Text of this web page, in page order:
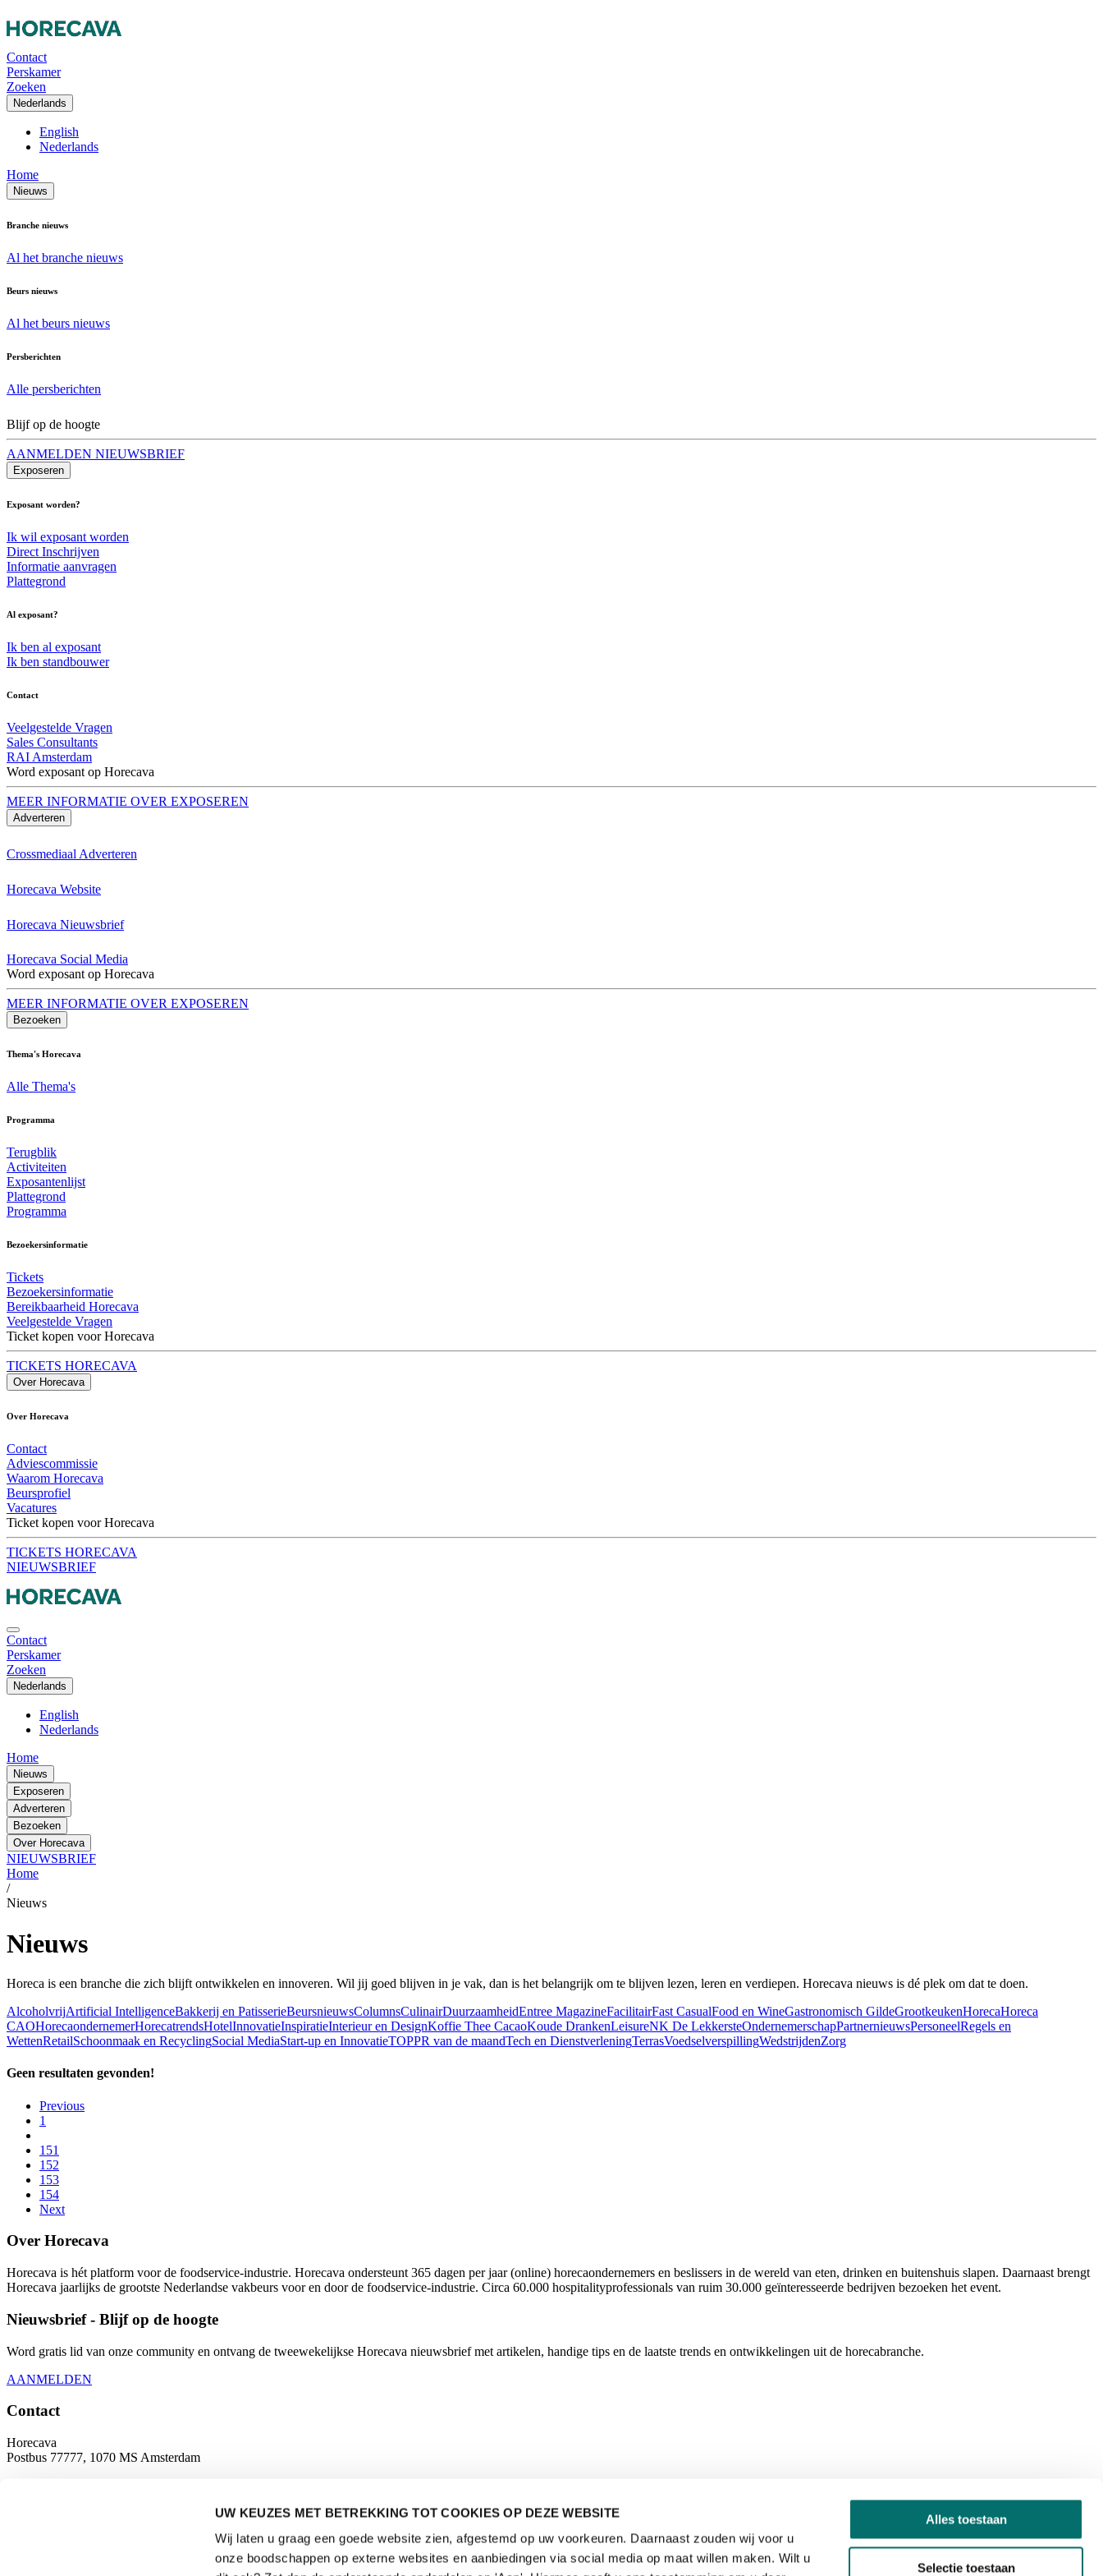
UW KEUZES MET BETREKKING TOT COOKIES OP DEZE WEBSITE
Wij laten u graag een goede website zien, afgestemd op uw voorkeuren. Daarnaast zouden wij voor u
onze boodschappen op externe websites en aanbiedingen via social media op maat willen maken. Wilt u
Alles toestaan
Selectie toestaan
Contact
Perskamer
Zoeken
Nederlands
English
Nederlands
Home
Nieuws
Branche nieuws
Al het branche nieuws
Beurs nieuws
Al het beurs nieuws
Persberichten
Alle persberichten
Blijf op de hoogte
AANMELDEN NIEUWSBRIEF
Exposeren
Exposant worden?
Ik wil exposant worden
Direct Inschrijven
Informatie aanvragen
Plattegrond
Al exposant?
Ik ben al exposant
Ik ben standbouwer
Contact
Veelgestelde Vragen
Sales Consultants
RAI Amsterdam
Word exposant op Horecava
MEER INFORMATIE OVER EXPOSEREN
Adverteren
Crossmediaal Adverteren
Horecava Website
Horecava Nieuwsbrief
Horecava Social Media
Word exposant op Horecava
MEER INFORMATIE OVER EXPOSEREN
Bezoeken
Thema's Horecava
Alle Thema's
Programma
Terugblik
Activiteiten
Exposantenlijst
Plattegrond
Programma
Bezoekersinformatie
Tickets
Bezoekersinformatie
Bereikbaarheid Horecava
Veelgestelde Vragen
Ticket kopen voor Horecava
TICKETS HORECAVA
Over Horecava
Over Horecava
Contact
Adviescommissie
Waarom Horecava
Beursprofiel
Vacatures
Ticket kopen voor Horecava
TICKETS HORECAVA
NIEUWSBRIEF
Contact
Perskamer
Zoeken
Nederlands
English
Nederlands
Home
Nieuws
Exposeren
Adverteren
Bezoeken
Over Horecava
NIEUWSBRIEF
Home
/
Nieuws
Nieuws
Horeca is een branche die zich blijft ontwikkelen en innoveren. Wil jij goed blijven in je vak, dan is het belangrijk om te blijven lezen, leren en verdiepen. Horecava nieuws is dé plek om dat te doen.
AlcoholvrijArtificial IntelligenceBakkerij en PatisserieBeursnieuwsColumnsCulinairDuurzaamheidEntree MagazineFacilitairFast CasualFood en WineGastronomisch GildeGrootkeukenHorecaHoreca
CAOHorecaondernemerHorecatrendsHotelInnovatieInspiratieInterieur en DesignKoffie Thee CacaoKoude DrankenLeisureNK De LekkersteOndernemerschapPartnernieuwsPersoneelRegels en
WettenRetailSchoonmaak en RecyclingSocial MediaStart-up en InnovatieTOPPR van de maandTech en DienstverleningTerrasVoedselverspillingWedstrijdenZorg
Geen resultaten gevonden!
Previous
1
151
152
153
154
Next
Over Horecava
Horecava is hét platform voor de foodservice-industrie. Horecava ondersteunt 365 dagen per jaar (online) horecaondernemers en beslissers in de wereld van eten, drinken en buitenshuis slapen. Daarnaast brengt
Horecava jaarlijks de grootste Nederlandse vakbeurs voor en door de foodservice-industrie. Circa 60.000 hospitalityprofessionals van ruim 30.000 geïnteresseerde bedrijven bezoeken het event.
Nieuwsbrief - Blijf op de hoogte
Word gratis lid van onze community en ontvang de tweewekelijkse Horecava nieuwsbrief met artikelen, handige tips en de laatste trends en ontwikkelingen uit de horecabranche.
AANMELDEN
Contact
Horecava
Postbus 77777, 1070 MS Amsterdam